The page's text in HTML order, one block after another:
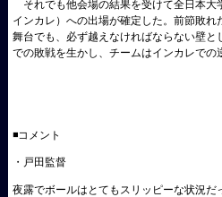
それでも他会場の結果を受けて全日本大
インカレ）への出場が確定した。前節敗
舞台でも、必ず越えなければならない壁
での敗戦を生かし、チームはインカレでの
◾コメント
・戸田監督
夜露でボールはとてもスリッピーな状況だ